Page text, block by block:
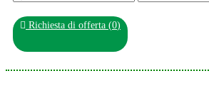
Richiesta di offerta (0)